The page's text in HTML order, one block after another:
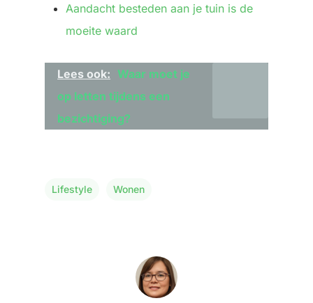
Aandacht besteden aan je tuin is de
moeite waard
Lees ook: Waar moet je
op letten tijdens een
bezichtiging?
Lifestyle Wonen